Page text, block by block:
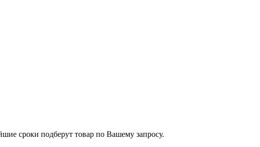
сроки подберут товар по Вашему запросу.